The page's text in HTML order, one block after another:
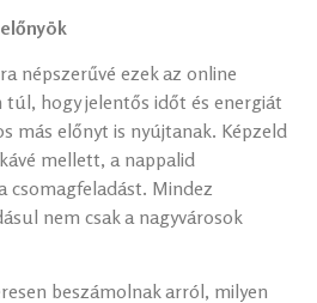
népszerűvé ezek az online
túl, hogy jelentős időt és energiát
más előnyt is nyújtanak. Képzeld
mellett, a nappalid
csomagfeladást. Mindez
nem csak a nagyvárosok
beszámolnak arról, milyen